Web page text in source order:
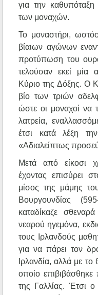
για την καθυπόταξη
των μοναχών.
Το μοναστήρι,
βίαιων αγώνων
προτύπωση του
τελούσαν εκεί μία
Κύριο της Δόξης. Ο
βίο των τριών
ώστε οι μοναχοί να
λατρεία,
έτσι κατά λέξη
«Αδιαλείπτως
Μετά από είκοσι
έχοντας επισύρει
μίσος της μάμης
Βουργουνδίας
καταδίκαζε
νεαρού ηγεμόνα,
τους Ιρλανδούς
για να πάρει τον
Ιρλανδία, αλλά με
οποίο
της Γαλλίας. Έτσι ο